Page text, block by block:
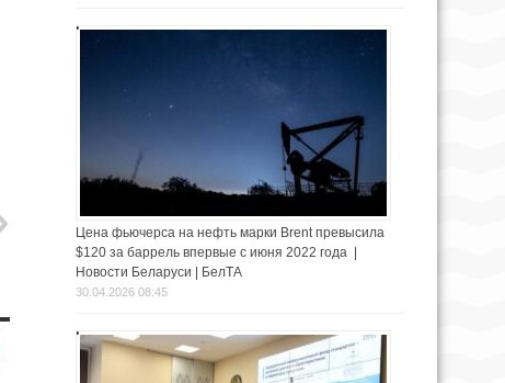
Цена фьючерса на нефть марки Brent превысила
$120 за баррель впервые с июня 2022 года |
Новости Беларуси | БелТА
30.04.2026 08:45